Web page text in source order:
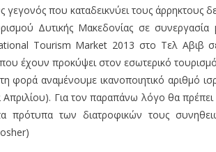
που καταδεικνύει τους άρρηκτους
Δυτικής Μακεδονίας σε
Tourism Market 2013 στο Τελ Αβιβ
έχουν προκύψει στον εσωτερικό
φορά αναμένουμε ικανοποιητικό αριθμό
Για τον παραπάνω λόγο θα πρέπει
πρότυπα των διατροφικών τους